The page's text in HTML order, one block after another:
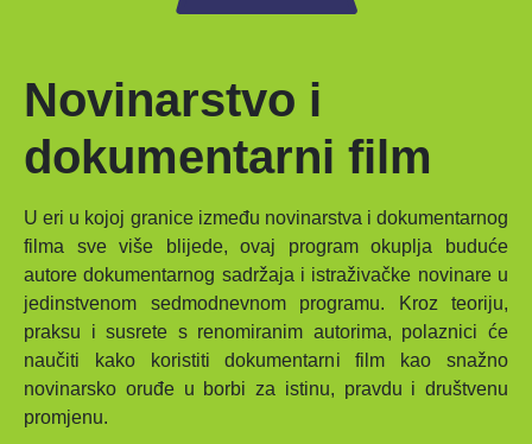
Novinarstvo i
dokumentarni film
U eri u kojoj granice između novinarstva i dokumentarnog
filma sve više blijede, ovaj program okuplja buduće
autore dokumentarnog sadržaja i istraživačke novinare u
jedinstvenom sedmodnevnom programu. Kroz teoriju,
praksu i susrete s renomiranim autorima, polaznici će
naučiti kako koristiti dokumentarni film kao snažno
novinarsko oruđe u borbi za istinu, pravdu i društvenu
promjenu.